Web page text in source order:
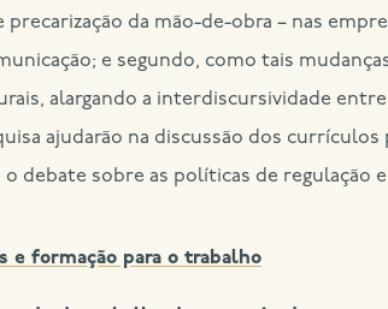
da mão-de-obra – nas
e segundo, como tais
alargando a interdiscursividade
ajudarão na discussão dos
debate sobre as políticas de regulação
e formação para o trabalho